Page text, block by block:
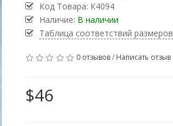
Код Товара: К4094
Наличие: В наличии
Таблица соответствий размеров
0 отзывов/ Написать отзыв
$46